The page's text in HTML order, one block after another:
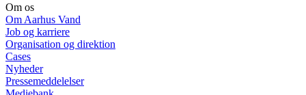
Om os
Om Aarhus Vand
Job og karriere
Organisation og direktion
Cases
Nyheder
Pressemeddelelser